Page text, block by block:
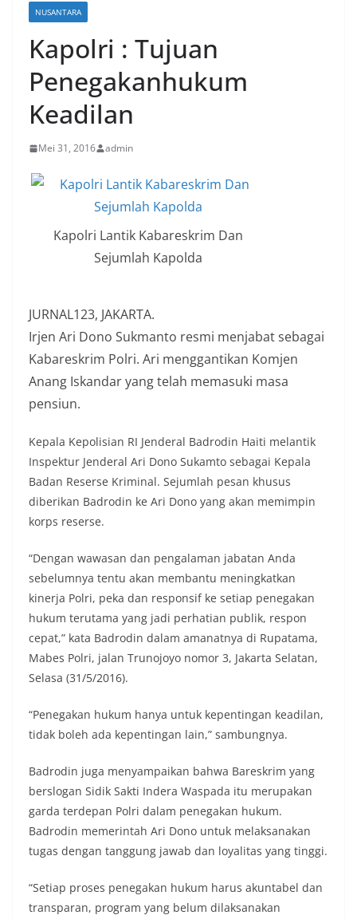
NUSANTARA
Kapolri : Tujuan
Penegakanhukum
Keadilan
Mei 31, 2016 admin
Kapolri Lantik Kabareskrim Dan
Sejumlah Kapolda
JURNAL123, JAKARTA.
Irjen Ari Dono Sukmanto resmi menjabat sebagai
Kabareskrim Polri. Ari menggantikan Komjen
Anang Iskandar yang telah memasuki masa
pensiun.
Kepala Kepolisian RI Jenderal Badrodin Haiti melantik
Inspektur Jenderal Ari Dono Sukamto sebagai Kepala
Badan Reserse Kriminal. Sejumlah pesan khusus
diberikan Badrodin ke Ari Dono yang akan memimpin
korps reserse.
“Dengan wawasan dan pengalaman jabatan Anda
sebelumnya tentu akan membantu meningkatkan
kinerja Polri, peka dan responsif ke setiap penegakan
hukum terutama yang jadi perhatian publik, respon
cepat,” kata Badrodin dalam amanatnya di Rupatama,
Mabes Polri, jalan Trunojoyo nomor 3, Jakarta Selatan,
Selasa (31/5/2016).
“Penegakan hukum hanya untuk kepentingan keadilan,
tidak boleh ada kepentingan lain,” sambungnya.
Badrodin juga menyampaikan bahwa Bareskrim yang
berslogan Sidik Sakti Indera Waspada itu merupakan
garda terdepan Polri dalam penegakan hukum.
Badrodin memerintah Ari Dono untuk melaksanakan
tugas dengan tanggung jawab dan loyalitas yang tinggi.
“Setiap proses penegakan hukum harus akuntabel dan
transparan, program yang belum dilaksanakan